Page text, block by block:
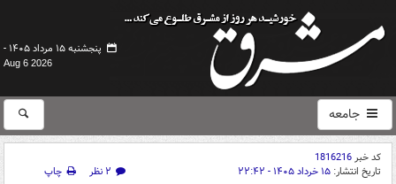
پنجشنبه ۱۵ مرداد ۱۴۰۵ -
Aug 6 2026
جامعه
کد خبر1816216
تاریخ انتشار: ۱۵ خرداد ۱۴۰۵ - ۲۲:۴۲ ۲ نظر
چاپ